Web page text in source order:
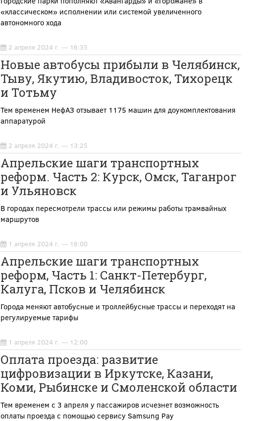
«классическом» исполнении или системой увеличенного
автономного хода
2 апреля 2024 г. — 16:35
Новые автобусы прибыли в Челябинск,
Тыву, Якутию, Владивосток, Тихорецк
и Тотьму
Тем временем НефАЗ отзывает 1175 машин для доукомплектования
аппаратурой
2 апреля 2024 г. — 13:25
Апрельские шаги транспортных
реформ. Часть 2: Курск, Омск, Таганрог
и Ульяновск
В городах пересмотрели трассы или режимы работы трамвайных
маршрутов
1 апреля 2024 г. — 16:00
Апрельские шаги транспортных
реформ, Часть 1: Санкт-Петербург,
Калуга, Псков и Челябинск
Города меняют автобусные и троллейбусные трассы и переходят на
регулируемые тарифы
1 апреля 2024 г. — 12:00
Оплата проезда: развитие
цифровизации в Иркутске, Казани,
Коми, Рыбинске и Смоленской области
Тем временем с 3 апреля у пассажиров исчезнет возможность
оплаты проезда с помощью сервису Samsung Pay